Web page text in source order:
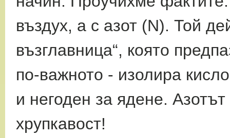
въздух, а с азот (N). Той
възглавница“, която
по-важното - изолира
и негоден за ядене.
хрупкавост!